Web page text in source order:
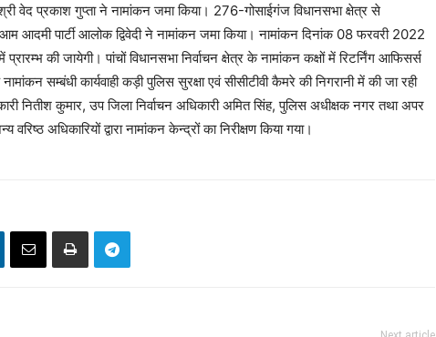
वेद प्रकाश गुप्ता ने नामांकन जमा किया। 276-गोसाईगंज विधानसभा क्षेत्र से
आदमी पार्टी आलोक द्विवेदी ने नामांकन जमा किया। नामांकन दिनांक 08 फरवरी 2022
की जायेगी। पांचों विधानसभा निर्वाचन क्षेत्र के नामांकन कक्षों में रिटर्निंग आफिसर्स
सम्बंधी कार्यवाही कड़ी पुलिस सुरक्षा एवं सीसीटीवी कैमरे की निगरानी में की जा रही
नितीश कुमार, उप जिला निर्वाचन अधिकारी अमित सिंह, पुलिस अधीक्षक नगर तथा अपर
अधिकारियों द्वारा नामांकन केन्द्रों का निरीक्षण किया गया।